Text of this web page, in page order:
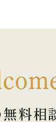
料相